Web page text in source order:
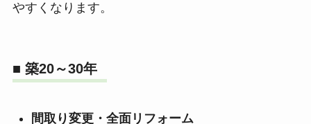
やすくなります。
■ 築20～30年
間取り変更・全面リフォーム